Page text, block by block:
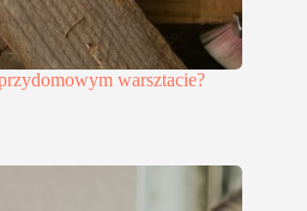
warsztacie?